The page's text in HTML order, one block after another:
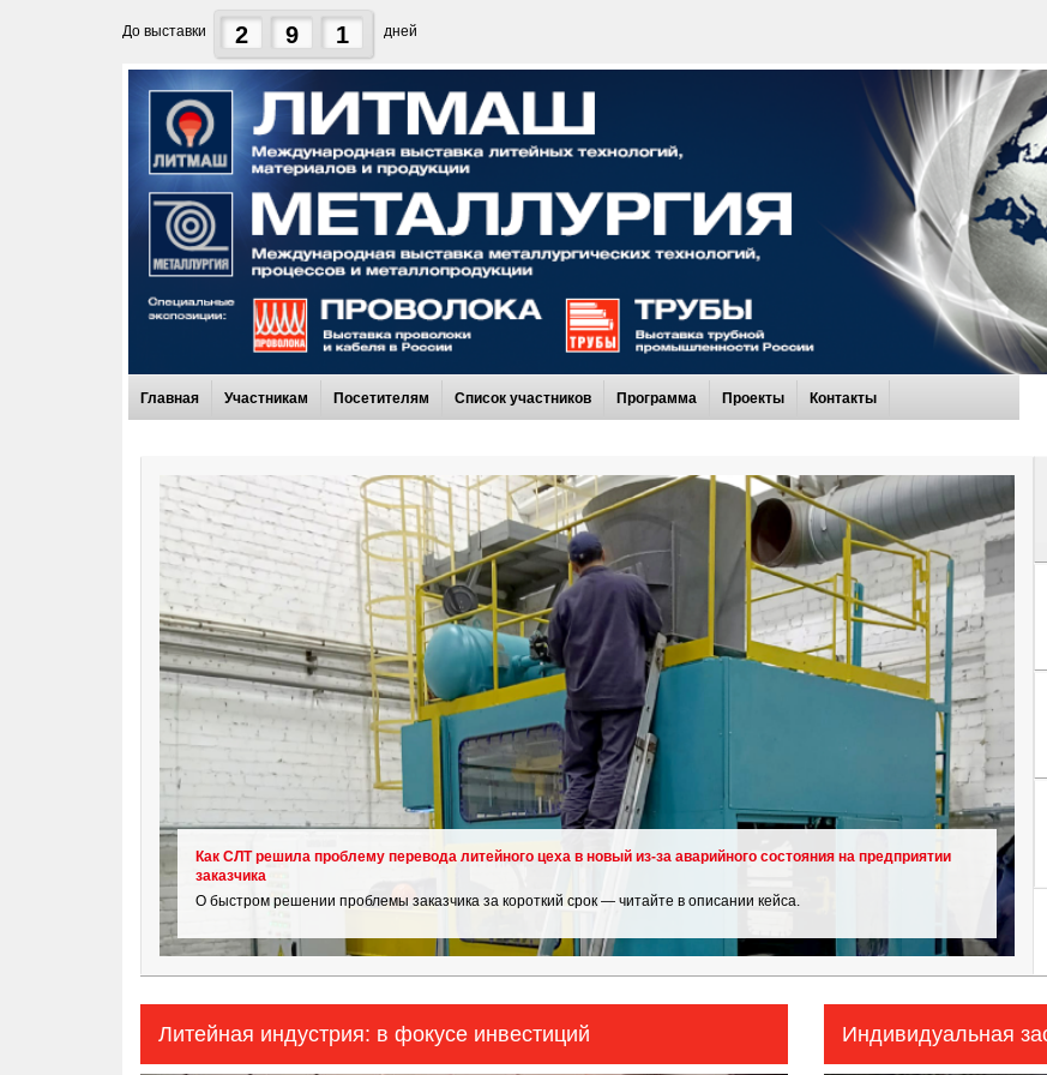
До выставки 2 9 1 дней
Главная Участникам Посетителям Список участников Программа Проекты Контакты
Как СЛТ решила проблему перевода литейного цеха в новый из-за аварийного состояния на предприятии
заказчика
О быстром решении проблемы заказчика за короткий срок — читайте в описании кейса.
Литейная индустрия: в фокусе инвестиций Индивидуальная